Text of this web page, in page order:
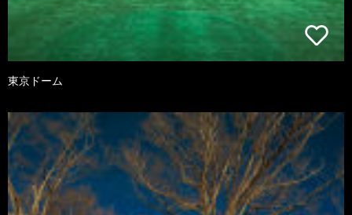
東京ドーム